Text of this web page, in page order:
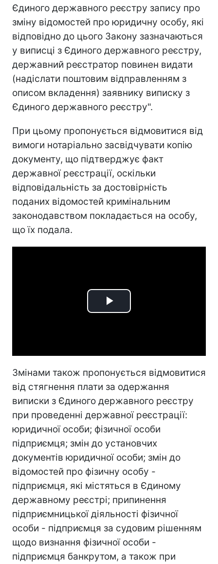
Єдиного державного реєстру запису про
зміну відомостей про юридичну особу, які
відповідно до цього Закону зазначаються
у виписці з Єдиного державного реєстру,
державний реєстратор повинен видати
(надіслати поштовим відправленням з
описом вкладення) заявнику виписку з
Єдиного державного реєстру".
При цьому пропонується відмовитися від
вимоги нотаріально засвідчувати копію
документу, що підтверджує факт
державної реєстрації, оскільки
відповідальність за достовірність
поданих відомостей кримінальним
законодавством покладається на особу,
що їх подала.
Play
Змінами також пропонується відмовитися
від стягнення плати за одержання
виписки з Єдиного державного реєстру
при проведенні державної реєстрації:
юридичної особи; фізичної особи
підприємця; змін до установчих
документів юридичної особи; змін до
відомостей про фізичну особу -
підприємця, які містяться в Єдиному
державному реєстрі; припинення
підприємницької діяльності фізичної
особи - підприємця за судовим рішенням
щодо визнання фізичної особи -
підприємця банкрутом, а також при